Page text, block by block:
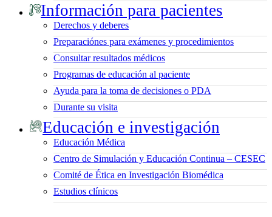
Información para pacientes
Derechos y deberes
Preparaciónes para exámenes y procedimientos
Consultar resultados médicos
Programas de educación al paciente
Ayuda para la toma de decisiones o PDA
Durante su visita
Educación e investigación
Educación Médica
Centro de Simulación y Educación Continua – CESEC
Comité de Ética en Investigación Biomédica
Estudios clínicos